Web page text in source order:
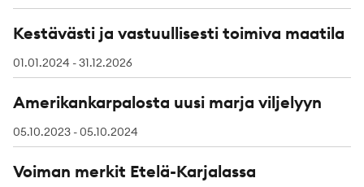
Kestävästi ja vastuullisesti toimiva maatila
01.01.2024 - 31.12.2026
Amerikankarpalosta uusi marja viljelyyn
05.10.2023 - 05.10.2024
Voiman merkit Etelä-Karjalassa